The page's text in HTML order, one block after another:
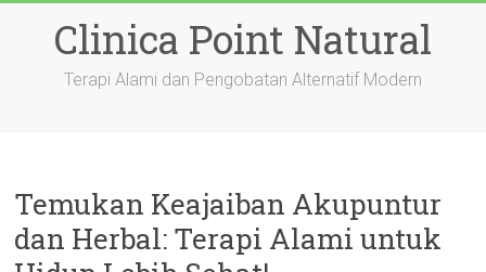
contentClinica Point Natural
Terapi Alami dan Pengobatan Alternatif Modern
Temukan Keajaiban Akupuntur
dan Herbal: Terapi Alami untuk